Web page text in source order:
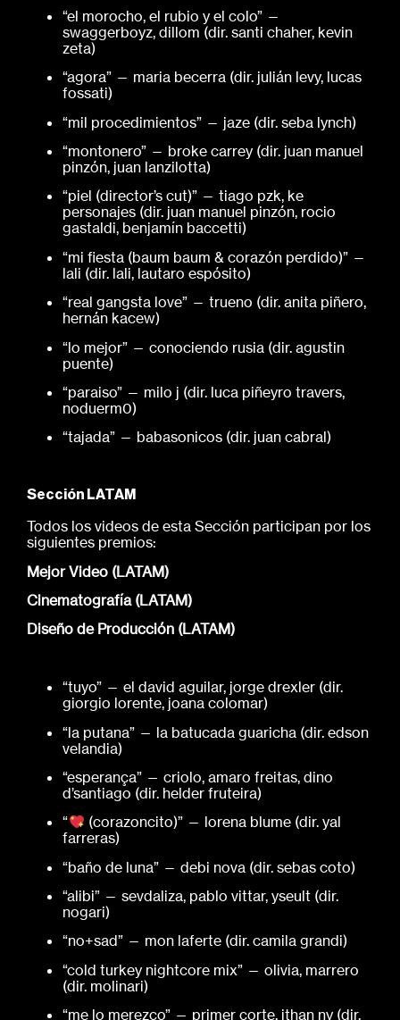
“el morocho, el rubio y el colo” —
swaggerboyz, dillom (dir. santi chaher, kevin
zeta)
“agora” — maria becerra (dir. julián levy, lucas
fossati)
“mil procedimientos” — jaze (dir. seba lynch)
“montonero” — broke carrey (dir. juan manuel
pinzón, juan lanzilotta)
“piel (director’s cut)” — tiago pzk, ke
personajes (dir. juan manuel pinzón, rocio
gastaldi, benjamín baccetti)
“mi fiesta (baum baum & corazón perdido)” —
lali (dir. lali, lautaro espósito)
“real gangsta love” — trueno (dir. anita piñero,
hernán kacew)
“lo mejor” — conociendo rusia (dir. agustin
puente)
“paraiso” — milo j (dir. luca piñeyro travers,
noduerm0)
“tajada” — babasonicos (dir. juan cabral)
Sección LATAM
Todos los videos de esta Sección participan por los
siguientes premios:
Mejor Video (LATAM)
Cinematografía (LATAM)
Diseño de Producción (LATAM)
“tuyo” — el david aguilar, jorge drexler (dir.
giorgio lorente, joana colomar)
“la putana” — la batucada guaricha (dir. edson
velandia)
“esperança” — criolo, amaro freitas, dino
d’santiago (dir. helder fruteira)
“
(corazoncito)” — lorena blume (dir. yal
farreras)
“baño de luna” — debi nova (dir. sebas coto)
“alibi” — sevdaliza, pablo vittar, yseult (dir.
nogari)
“no+sad” — mon laferte (dir. camila grandi)
“cold turkey nightcore mix” — olivia, marrero
(dir. molinari)
“me lo merezco” — primer corte, ithan ny (dir.